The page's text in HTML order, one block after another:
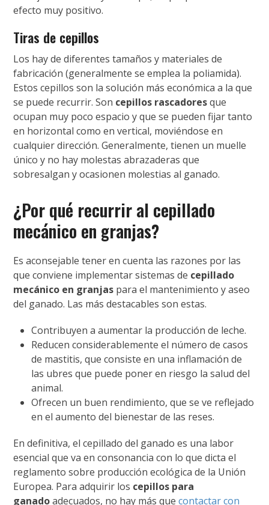
efecto muy positivo.
Tiras de cepillos
Los hay de diferentes tamaños y materiales de
fabricación (generalmente se emplea la poliamida).
Estos cepillos son la solución más económica a la que
se puede recurrir. Son cepillos rascadoresque
ocupan muy poco espacio y que se pueden fijar tanto
en horizontal como en vertical, moviéndose en
cualquier dirección. Generalmente, tienen un muelle
único y no hay molestas abrazaderas que
sobresalgan y ocasionen molestias al ganado.
¿Por qué recurrir al cepillado
mecánico en granjas?
Es aconsejable tener en cuenta las razones por las
que conviene implementar sistemas de cepillado
mecánico en granjas para el mantenimiento y aseo
del ganado. Las más destacables son estas.
Contribuyen a aumentar la producción de leche.
Reducen considerablemente el número de casos
de mastitis, que consiste en una inflamación de
las ubres que puede poner en riesgo la salud del
animal.
Ofrecen un buen rendimiento, que se ve reflejado
en el aumento del bienestar de las reses.
En definitiva, el cepillado del ganado es una labor
esencial que va en consonancia con lo que dicta el
reglamento sobre producción ecológica de la Unión
Europea. Para adquirir los cepillos para
ganadoadecuados, no hay más quecontactar con